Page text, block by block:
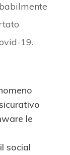
19.
le
social